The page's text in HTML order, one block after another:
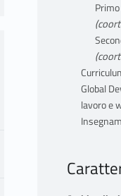
Global
lavoro e